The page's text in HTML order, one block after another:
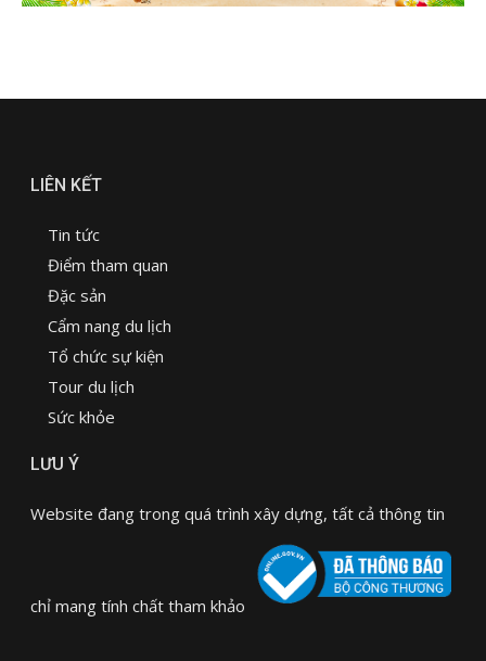
LIÊN KẾT
Tin tức
Điểm tham quan
Đặc sản
Cẩm nang du lịch
Tổ chức sự kiện
Tour du lịch
Sức khỏe
LƯU Ý
Website đang trong quá trình xây dựng, tất cả thông tin
chỉ mang tính chất tham khảo